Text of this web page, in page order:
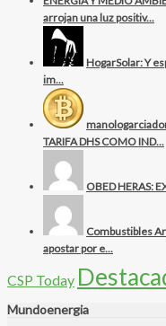
arrojan una luz positiv...
HogarSolar: Y
im...
TARIFA DHS COMO IND...
OBED HERAS:
Combustibles
apostar por e...
CSP Today
Mundoenergia